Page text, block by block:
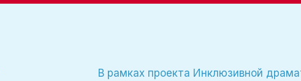
В рамках проекта Инклюзивной